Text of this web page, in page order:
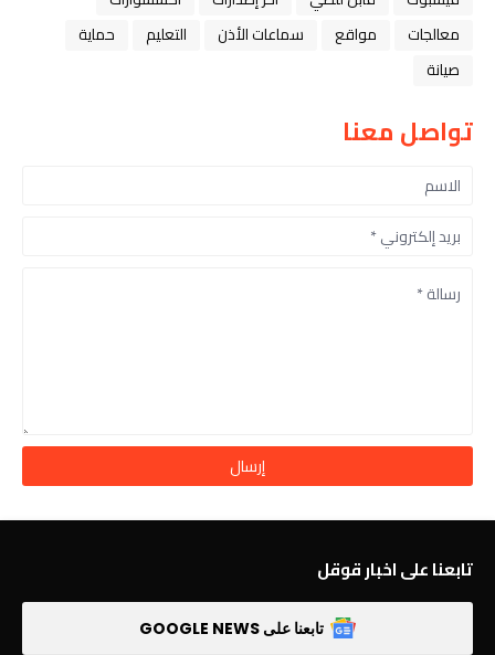
معالجات
مواقع سماعات الأذن التعليم
حماية
صيانة
تواصل معنا
تابعنا على اخبار قوقل
تابعنا على GOOGLE NEWS